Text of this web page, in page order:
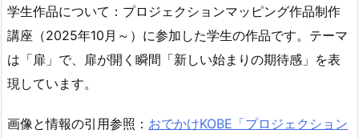
学生作品について：プロジェクションマッピング作品制作
講座（2025年10月～）に参加した学生の作品です。テーマ
は「扉」で、扉が開く瞬間「新しい始まりの期待感」を表
現しています。
画像と情報の引用参照： おでかけKOBE「プロジェクション